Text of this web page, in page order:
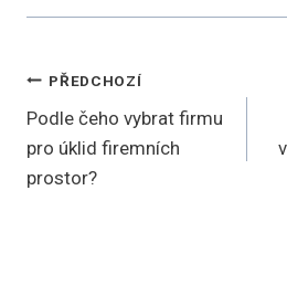
Navigace
pro
příspěvek
PŘEDCHOZÍ
Podle čeho vybrat firmu
pro úklid firemních
prostor?